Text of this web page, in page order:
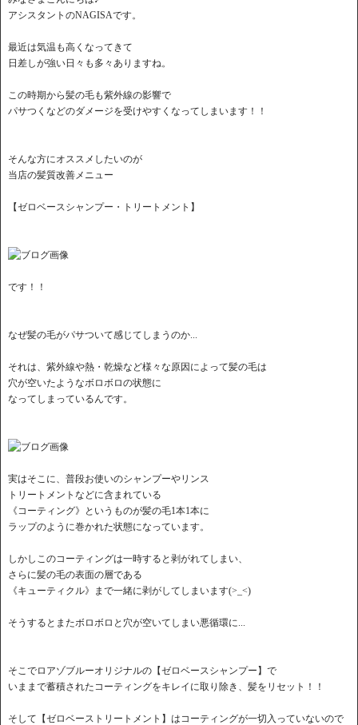
アシスタントのNAGISAです。
最近は気温も高くなってきて
日差しが強い日々も多々ありますね。
この時期から髪の毛も紫外線の影響で
パサつくなどのダメージを受けやすくなってしまいます！！
そんな方にオススメしたいのが
当店の髪質改善メニュー
【ゼロベースシャンプー・トリートメント】
です！！
なぜ髪の毛がパサついて感じてしまうのか...
それは、紫外線や熱・乾燥など様々な原因によって髪の毛は
穴が空いたようなボロボロの状態に
なってしまっているんです。
実はそこに、普段お使いのシャンプーやリンス
トリートメントなどに含まれている
《コーティング》というものが髪の毛1本1本に
ラップのように巻かれた状態になっています。
しかしこのコーティングは一時すると剥がれてしまい、
さらに髪の毛の表面の層である
《キューティクル》まで一緒に剥がしてしまいます(>_<)
そうするとまたボロボロと穴が空いてしまい悪循環に...
そこでロアゾブルーオリジナルの【ゼロベースシャンプー】で
いままで蓄積されたコーティングをキレイに取り除き、髪をリセット！！
そして【ゼロベーストリートメント】はコーティングが一切入っていないので